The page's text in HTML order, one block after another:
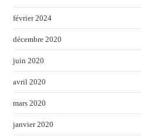
février 2024
décembre 2020
juin 2020
avril 2020
mars 2020
janvier 2020